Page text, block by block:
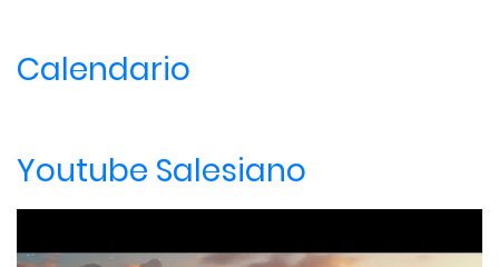
Calendario
Youtube Salesiano